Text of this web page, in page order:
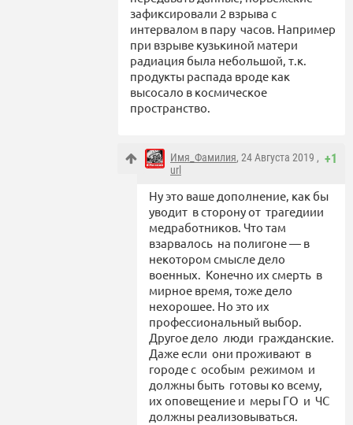
зафиксировали 2 взрыва с
интервалом в пару часов. Например
при взрыве кузькиной матери
радиация была небольшой, т.к.
продукты распада вроде как
высосало в космическое
пространство.
+1
Имя_Фамилия, 24 Августа 2019 ,
url
Ну это ваше дополнение, как бы
уводит в сторону от трагедиии
медработников. Что там
взарвалось на полигоне — в
некотором смысле дело
военных. Конечно их смерть в
мирное время, тоже дело
нехорошее. Но это их
профессиональный выбор.
Другое дело люди гражданские.
Даже если они проживают в
городе с особым режимом и
должны быть готовы ко всему,
их оповещение и меры ГО и ЧС
должны реализовываться.